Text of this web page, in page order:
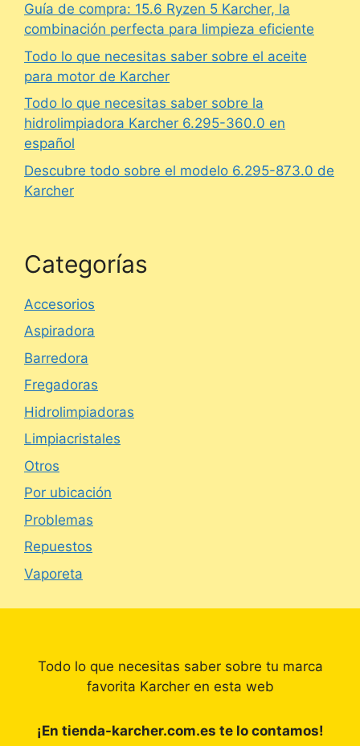
Guía de compra: 15.6 Ryzen 5 Karcher, la
combinación perfecta para limpieza eficiente
Todo lo que necesitas saber sobre el aceite
para motor de Karcher
Todo lo que necesitas saber sobre la
hidrolimpiadora Karcher 6.295-360.0 en
español
Descubre todo sobre el modelo 6.295-873.0 de
Karcher
Categorías
Accesorios
Aspiradora
Barredora
Fregadoras
Hidrolimpiadoras
Limpiacristales
Otros
Por ubicación
Problemas
Repuestos
Vaporeta
Todo lo que necesitas saber sobre tu marca
favorita Karcher en esta web
¡En tienda-karcher.com.es te lo contamos!